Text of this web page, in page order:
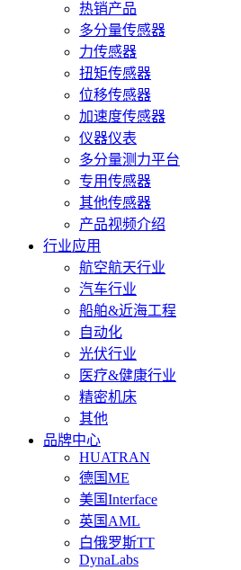
热销产品
多分量传感器
力传感器
扭矩传感器
位移传感器
加速度传感器
仪器仪表
多分量测力平台
专用传感器
其他传感器
产品视频介绍
行业应用
航空航天行业
汽车行业
船舶&近海工程
自动化
光伏行业
医疗&健康行业
精密机床
其他
品牌中心
HUATRAN
德国ME
美国Interface
英国AML
白俄罗斯TT
DynaLabs